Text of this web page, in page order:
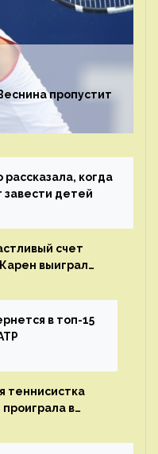
пропустит
рассказала, когда
завести детей
счет
выиграл
в топ-15
теннисистка
проиграла в